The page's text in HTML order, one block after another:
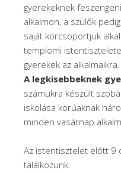
gyerekeknek
alkalmon, a szülők
saját korcsoportjuk
templomi
gyerekek az alkalmaikra.
A legkisebbeknek
számukra készült
iskolása korúaknak
minden vasárnap
Az istentisztelet előtt 9
találkozunk.